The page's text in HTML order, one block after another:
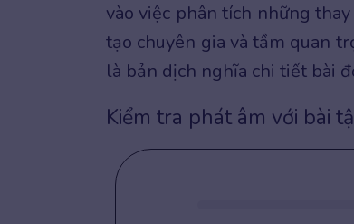
vào việc phân tích những
tạo chuyên gia và tầm quan
là bản dịch nghĩa chi tiết bài
Kiểm tra phát âm với bài